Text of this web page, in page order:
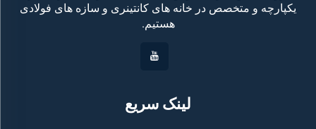
یکپارچه و متخصص در خانه های کانتینری و سازه های فولادی
هستیم.
لینک سریع